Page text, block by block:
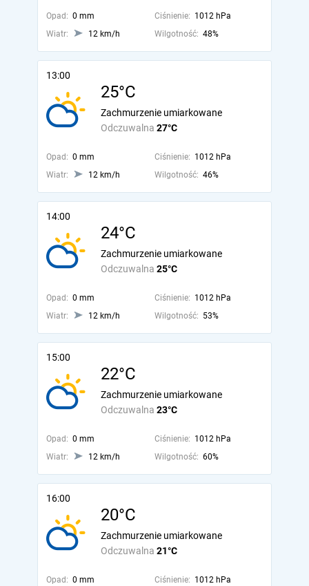
Opad: 0 mm Ciśnienie: 1012 hPa
Wiatr:
12 km/h Wilgotność: 48%
13:00
25°C
Odczuwalna 27°C
Zachmurzenie umiarkowane
Opad: 0 mm Ciśnienie: 1012 hPa
Wiatr:
12 km/h Wilgotność: 46%
14:00
24°C
Odczuwalna 25°C
Zachmurzenie umiarkowane
Opad: 0 mm Ciśnienie: 1012 hPa
Wiatr:
12 km/h Wilgotność: 53%
15:00
22°C
Odczuwalna 23°C
Zachmurzenie umiarkowane
Opad: 0 mm Ciśnienie: 1012 hPa
Wiatr:
12 km/h Wilgotność: 60%
16:00
20°C
Odczuwalna 21°C
Zachmurzenie umiarkowane
Opad: 0 mm Ciśnienie: 1012 hPa